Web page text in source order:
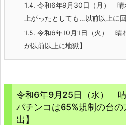
1.4. 令和6年9月30日（月）
上がったとしても…以前以上に回
1.5. 令和6年10月1日（火）
が以前以上に地獄】
令和6年9月25日（水）
パチンコは65%規制の台
出】